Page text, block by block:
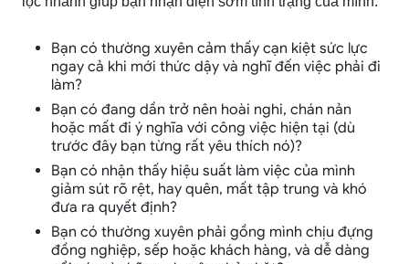
Bạn có thường xuyên cảm thấy cạn kiệt sức lực
ngay cả khi mới thức dậy và nghĩ đến việc phải đi
làm?
Bạn có đang dần trở nên hoài nghi, chán nản
hoặc mất đi ý nghĩa với công việc hiện tại (dù
trước đây bạn từng rất yêu thích nó)?
Bạn có nhận thấy hiệu suất làm việc của mình
giảm sút rõ rệt, hay quên, mất tập trung và khó
đưa ra quyết định?
Bạn có thường xuyên phải gồng mình chịu đựng
đồng nghiệp, sếp hoặc khách hàng, và dễ dàng